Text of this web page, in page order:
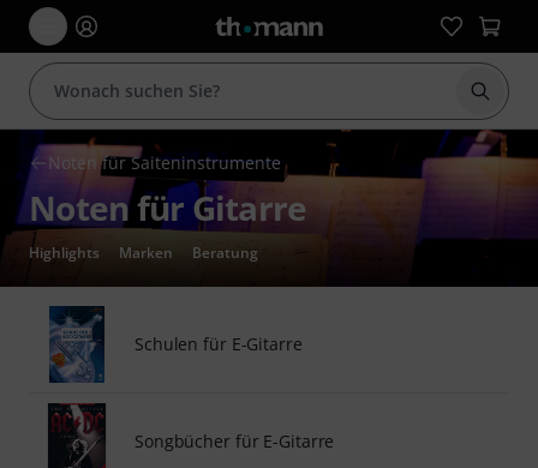
Suche
Noten für Saiteninstrumente
Noten für Gitarre
Highlights Marken Beratung
Schulen für E-Gitarre
Songbücher für E-Gitarre